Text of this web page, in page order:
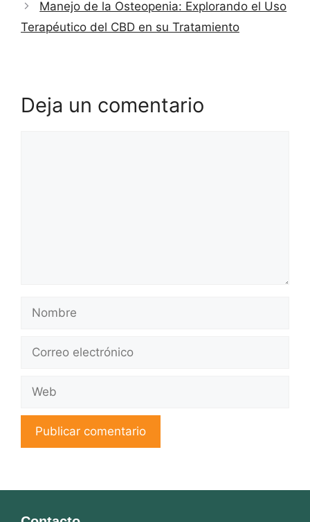
Manejo de la Osteopenia: Explorando el Uso
Terapéutico del CBD en su Tratamiento
Deja un comentario
Nombre
Correo
Web